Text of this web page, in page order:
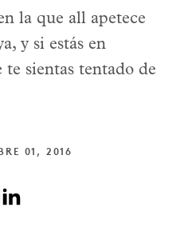
la que all apetece
y si estás en
sientas tentado de
01, 2016